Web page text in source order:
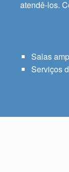
atendê-los.
Salas
Serviços